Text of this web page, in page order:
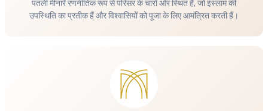
पतली मीनारें रणनीतिक रूप से परिसर के चारों ओर स्थित हैं, जो इस्लाम की
उपस्थिति का प्रतीक हैं और विश्वासियों को पूजा के लिए आमंत्रित करती हैं।